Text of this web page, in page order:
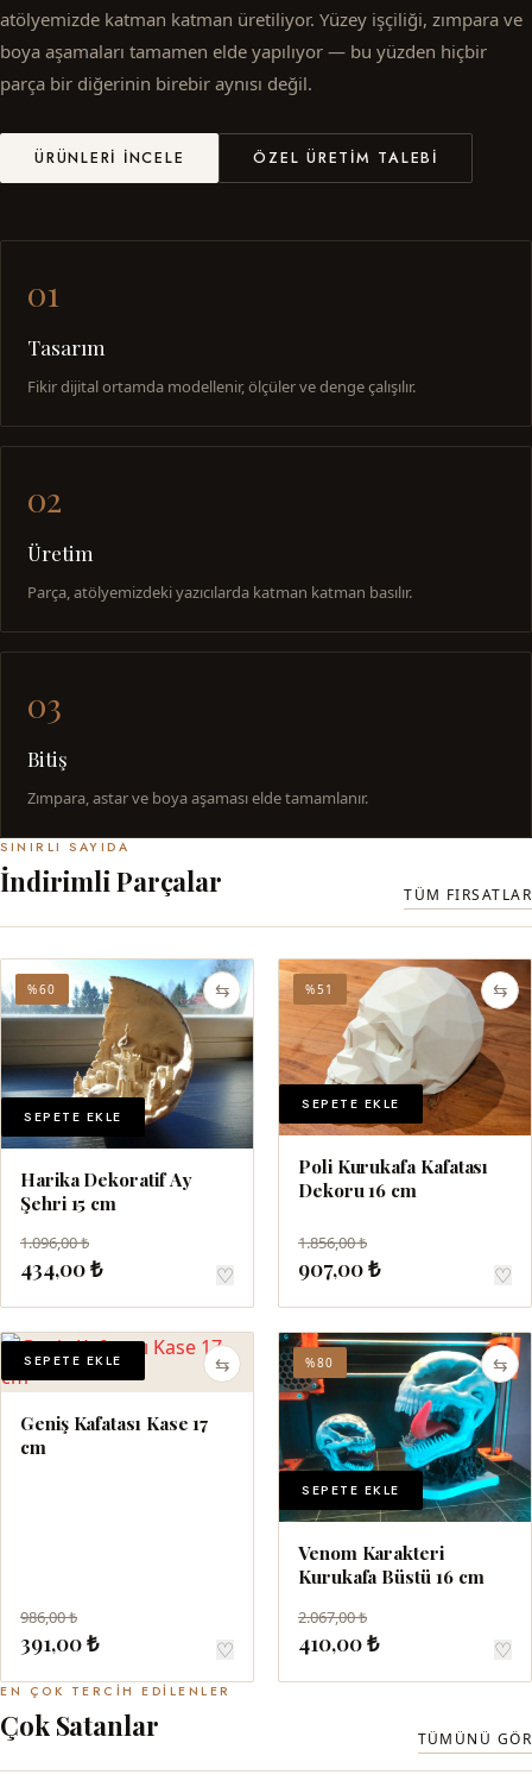
atölyemizde katman katman üretiliyor. Yüzey işçiliği, zımpara ve
boya aşamaları tamamen elde yapılıyor — bu yüzden hiçbir
parça bir diğerinin birebir aynısı değil.
ÜRÜNLERI İNCELE ÖZEL ÜRETIM TALEBI
01
Tasarım
Fikir dijital ortamda modellenir, ölçüler ve denge çalışılır.
02
Üretim
Parça, atölyemizdeki yazıcılarda katman katman basılır.
03
Bitiş
Zımpara, astar ve boya aşaması elde tamamlanır.
SINIRLI SAYIDA
İndirimli Parçalar TÜM FIRSATLAR
⇆
%60
SEPETE EKLE
Harika Dekoratif Ay
Şehri 15 cm
1.096,00 ₺
434,00 ₺ ♡
⇆
%51
SEPETE EKLE
Poli Kurukafa Kafatası
Dekoru 16 cm
1.856,00 ₺
907,00 ₺ ♡
⇆
%60
SEPETE EKLE
Geniş Kafatası Kase 17
cm
986,00 ₺
391,00 ₺ ♡
⇆
%80
SEPETE EKLE
Venom Karakteri
Kurukafa Büstü 16 cm
2.067,00 ₺
410,00 ₺ ♡
EN ÇOK TERCIH EDILENLER
Çok Satanlar TÜMÜNÜ GÖR